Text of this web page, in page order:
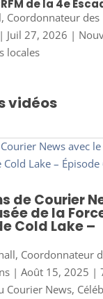
de la 4e
Coordonnateur des
Juil 27, 2026 |
locales
vidéos
de Courier
de la
Cold Lake –
Coordonnateur
| Août 15, 2025 |
Courier News,